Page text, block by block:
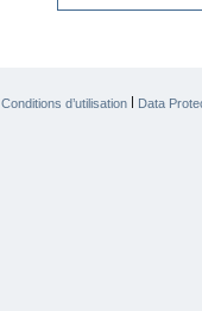
Conditions d’utilisation | Data